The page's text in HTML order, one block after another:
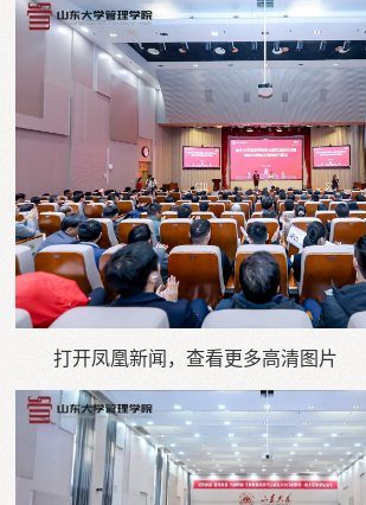
打开凤凰新闻，查看更多高清图片